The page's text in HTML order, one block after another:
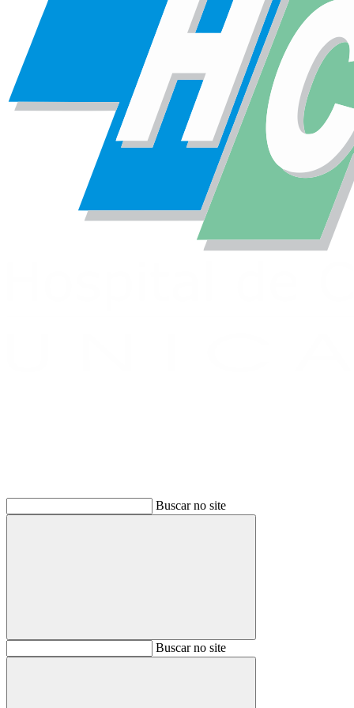
Buscar no site
BuscarBuscar no site